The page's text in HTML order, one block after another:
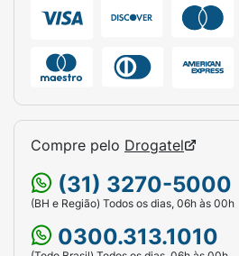
Compre pelo Drogatel
(31) 3270-5000
(BH e Região) Todos os dias, 06h às 00h
0300.313.1010